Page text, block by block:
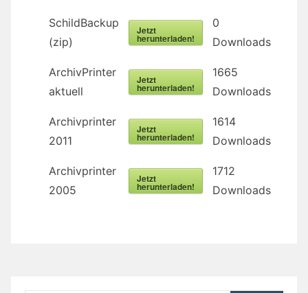
SchildBackup
(zip)
Jetzt
herunterladen!
0
Downloads
ArchivPrinter
aktuell
Jetzt
herunterladen!
1665
Downloads
Archivprinter
2011
Jetzt
herunterladen!
1614
Downloads
Archivprinter
2005
Jetzt
herunterladen!
1712
Downloads